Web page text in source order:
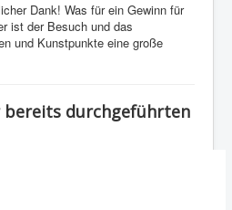
Dank! Was für ein Gewinn für
ist der Besuch und das
und Kunstpunkte eine große
bereits durchgeführten